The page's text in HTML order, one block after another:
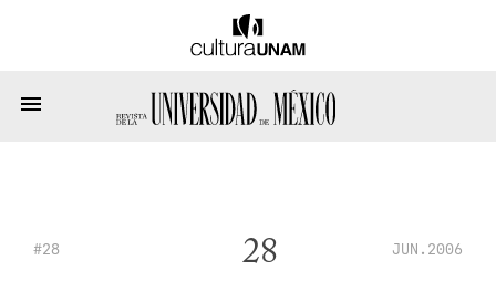
#28 28 JUN.2006